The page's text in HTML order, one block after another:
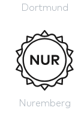
Dortmund
Nuremberg